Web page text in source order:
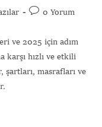
0 Yorum
ve 2025 için adım
karşı hızlı ve etkili
şartları, masrafları ve